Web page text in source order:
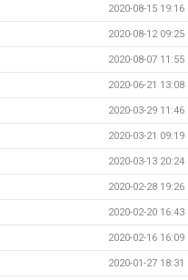
2020-08-15 19:16
2020-08-12 09:25
2020-08-07 11:55
2020-06-21 13:08
2020-03-29 11:46
2020-03-21 09:19
2020-03-13 20:24
2020-02-28 19:26
2020-02-20 16:43
2020-02-16 16:09
2020-01-27 18:31